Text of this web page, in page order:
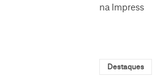
na Impress
Destaques